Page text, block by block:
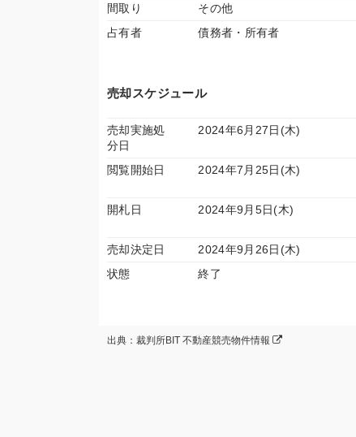
間取り
その他
占有者
債務者・所有者
売却スケジュール
売却実施処
分日
2024年6月27日(木)
閲覧開始日 2024年7月25日(木)
開札日
2024年9月5日(木)
売却決定日 2024年9月26日(木)
状態
終了
出典：裁判所BIT 不動産競売物件情報